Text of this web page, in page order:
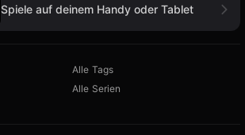
Spiele auf deinem Handy oder Tablet
Alle Tags
Alle Serien